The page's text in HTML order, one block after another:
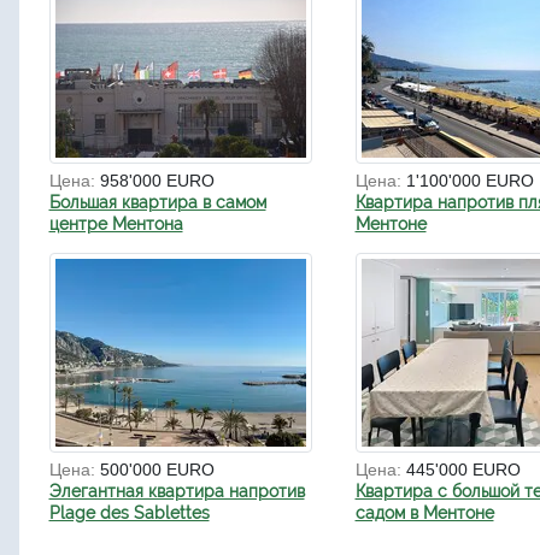
Цена: 958'000 EURO
Большая квартира в самом
центре Ментона
Цена: 1'100'000 EURO
Квартира напротив
Ментоне
Цена: 500'000 EURO
Элегантная квартира напротив
Plage des Sablettes
Цена: 445'000 EURO
Квартира с большой
садом в Ментоне